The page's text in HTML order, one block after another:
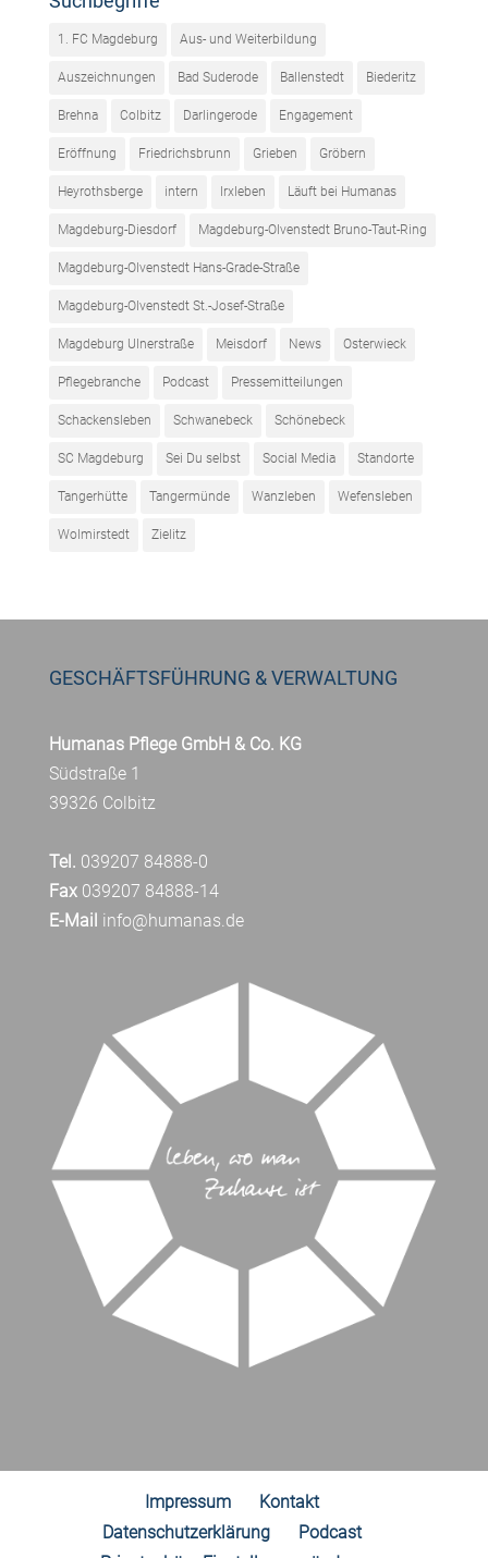
1. FC Magdeburg Aus- und Weiterbildung
Auszeichnungen Bad Suderode Ballenstedt Biederitz
Brehna Colbitz Darlingerode Engagement
Eröffnung Friedrichsbrunn Grieben Gröbern
Heyrothsberge intern Irxleben Läuft bei Humanas
Magdeburg-Diesdorf Magdeburg-Olvenstedt Bruno-Taut-Ring
Magdeburg-Olvenstedt Hans-Grade-Straße
Magdeburg-Olvenstedt St.-Josef-Straße
Magdeburg Ulnerstraße Meisdorf News Osterwieck
Pflegebranche Podcast Pressemitteilungen
Schackensleben Schwanebeck Schönebeck
SC Magdeburg Sei Du selbst Social Media Standorte
Tangerhütte Tangermünde Wanzleben Wefensleben
Wolmirstedt Zielitz
GESCHÄFTSFÜHRUNG & VERWALTUNG
Humanas Pflege GmbH & Co. KG
Südstraße 1
39326 Colbitz
Tel. 039207 84888-0
Fax039207 84888-14
E-Mail info@humanas.de
Impressum
Kontakt
Datenschutzerklärung
Podcast